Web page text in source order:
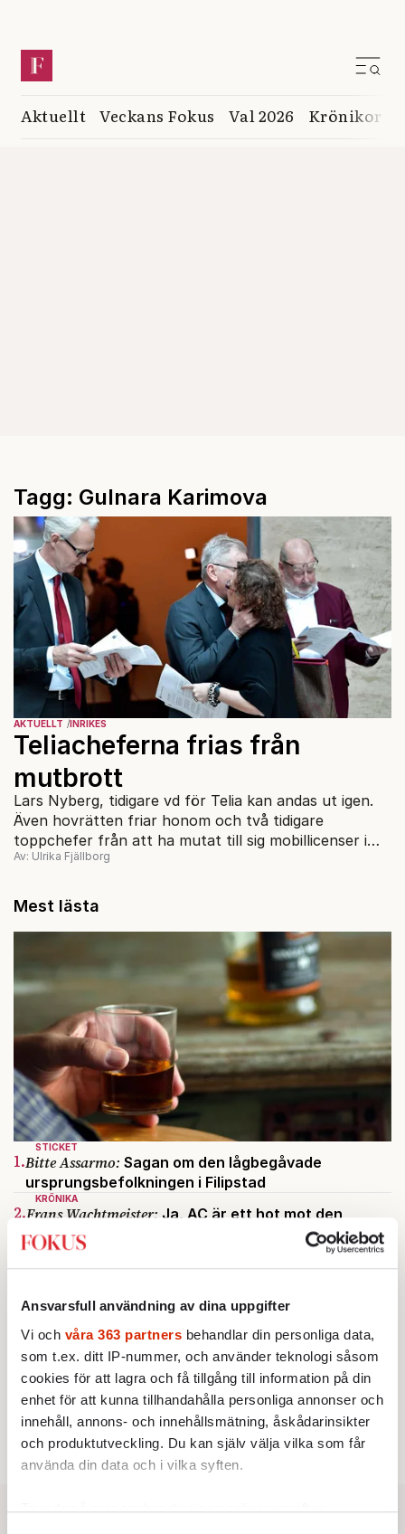
Ansvarsfull användning av dina uppgifter
Vi och våra 363 partners behandlar din personliga data,
som t.ex. ditt IP-nummer, och använder teknologi såsom
cookies för att lagra och få tillgång till information på din
enhet för att kunna tillhandahålla personliga annonser och
innehåll, annons- och innehållsmätning, åskådarinsikter
och produktutveckling. Du kan själv välja vilka som får
använda din data och i vilka syften.
Ta reda på mer om hur dina personliga uppgifter
Aktuellt Veckans Fokus Val 2026 Krönikor
Tagg: Gulnara Karimova
AKTUELLT INRIKES
Teliacheferna frias från
mutbrott
Lars Nyberg, tidigare vd för Telia kan andas ut igen.
Även hovrätten friar honom och två tidigare
toppchefer från att ha mutat till sig mobillicenser i
Uzbekistan 2007-2010.
Av: Ulrika Fjällborg
Mest lästa
STICKET
1.Bitte Assarmo: Sagan om den lågbegåvade
ursprungsbefolkningen i Filipstad
KRÖNIKA
2.Frans Wachtmeister: Ja, AC är ett hot mot den
franska civilisationen
KRÖNIKA
3.Sakine Madon:Efter islamistdådet oroar sig
STICKET
4.Dan Korn:Quisling, quislingar och sten i glashus
KRÖNIKA
5. Nina Lekander: På ”Kommunisthögskolan” drömde
alla om att vara arbetarklass
STICKET
6.Johan Romin:Andersson, hur ska du få ihop det
här?